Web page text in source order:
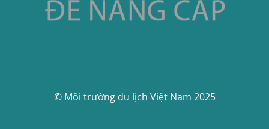
© Môi trường du lịch Việt Nam 2025